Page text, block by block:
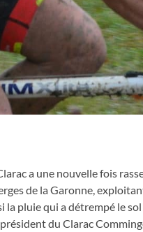
a une nouvelle fois
de la Garonne,
pluie qui a détrempé le
du Clarac